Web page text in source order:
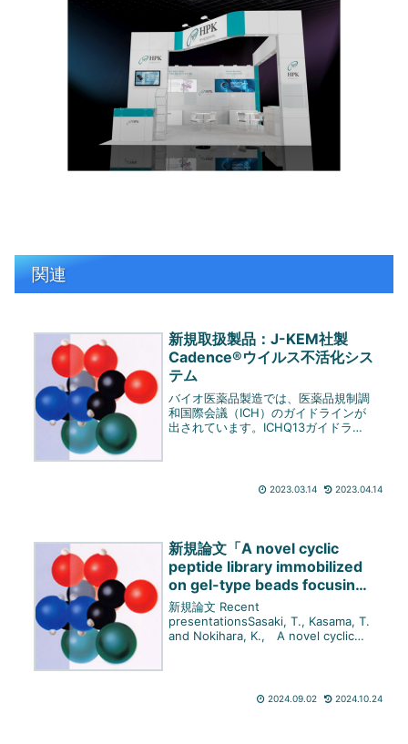
関連
新規取扱製品：J-KEM社製
Cadence®ウイルス不活化シス
テム
バイオ医薬品製造では、医薬品規制調
和国際会議（ICH）のガイドラインが
出されています。ICHQ13ガイドライ
の最適条件を確立する必要があり...
2023.03.14 2023.04.14
新規論文「A novel cyclic
peptide library immobilized
on gel-type beads focusing
on rapid construction and
characterization for
comprehensive drug
6, 1327-1335, 2023に掲載さ
新規論文 Recent
presentationsSasaki, T., Kasama, T.
and Nokihara, K., A novel cyclic
2024.09.02 2024.10.24